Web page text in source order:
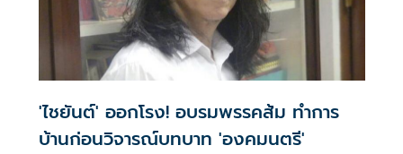
'ไชยันต์' ออกโรง! อบรมพรรคส้ม ทำการ
บ้านก่อนวิจารณ์บทบาท 'องคมนตรี'